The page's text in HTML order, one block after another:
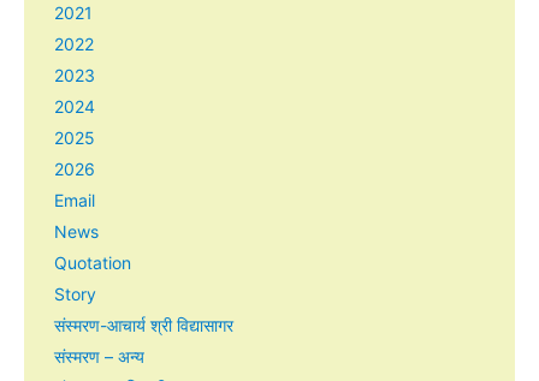
2021
2022
2023
2024
2025
2026
Email
News
Quotation
Story
संस्मरण-आचार्य श्री विद्यासागर
संस्मरण – अन्य